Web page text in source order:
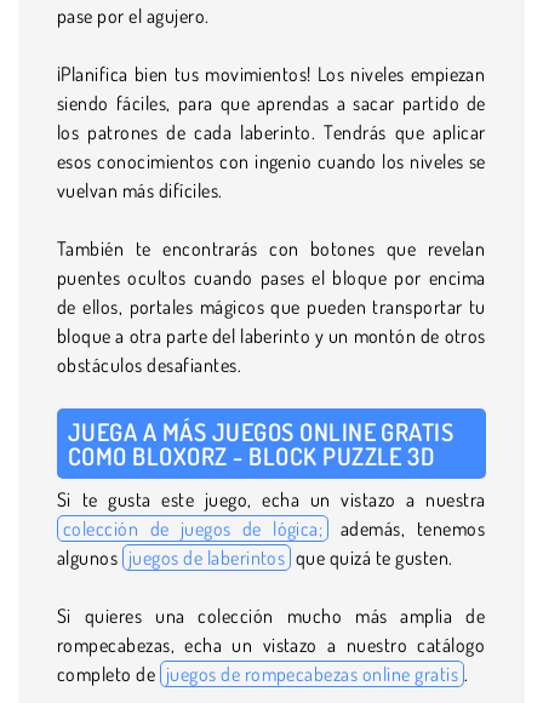
pase por el agujero.
¡Planifica bien tus movimientos! Los niveles empiezan
siendo fáciles, para que aprendas a sacar partido de
los patrones de cada laberinto. Tendrás que aplicar
esos conocimientos con ingenio cuando los niveles se
vuelvan más difíciles.
También te encontrarás con botones que revelan
puentes ocultos cuando pases el bloque por encima
de ellos, portales mágicos que pueden transportar tu
bloque a otra parte del laberinto y un montón de otros
obstáculos desafiantes.
JUEGA A MÁS JUEGOS ONLINE GRATIS
COMO BLOXORZ - BLOCK PUZZLE 3D
Si te gusta este juego, echa un vistazo a nuestra
colección de juegos de lógica;
además, tenemos
algunos juegos de laberintos que quizá te gusten.
Si quieres una colección mucho más amplia de
rompecabezas, echa un vistazo a nuestro catálogo
completo de juegos de rompecabezas online gratis .